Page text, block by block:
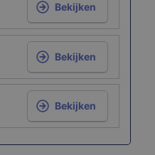
Bekijken
Bekijken
Bekijken